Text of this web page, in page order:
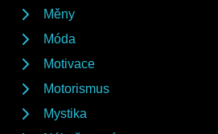
Měny
Móda
Motivace
Motorismus
Mystika